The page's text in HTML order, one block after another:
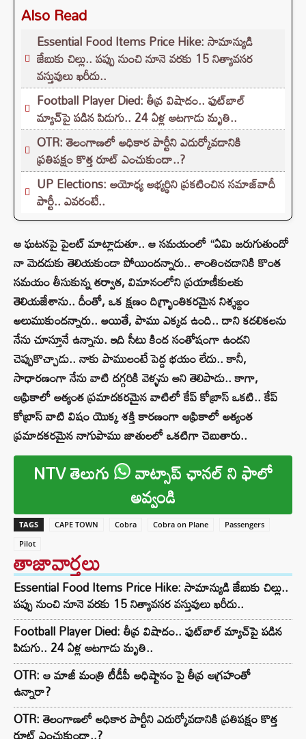
Also Read
Essential Food Items Price Hike: సామాన్యుడి
జేబుకు చిల్లు.. పప్పు నుంచి నూనె వరకు 15 నిత్యావసర
వస్తువులు ఖరీదు..
Football Player Died: తీవ్ర విషాదం.. ఫుట్‌బాల్
మ్యాచ్‌పై పడిన పిడుగు.. 24 ఏళ్ల ఆటగాడు మృతి..
OTR: తెలంగాణలో అధికార పార్టీని ఎదుర్కోవడానికి
ప్రతిపక్షం కొత్త రూట్‌ ఎంచుకుందా..?
UP Elections: అయోధ్య అభ్యర్థిని ప్రకటించిన సమాజ్‌వాదీ
పార్టీ.. ఎవరంటే..
ఆ ఘటనపై పైలట్‌ మాట్లాడుతూ.. ఆ సమయంలో “ఏమి జరుగుతుందో
నా మెదడుకు తెలియకుండా పోయిందన్నారు.. శాంతించడానికి కొంత
సమయం తీసుకున్న తర్వాత, విమానంలోని ప్రయాణీకులకు
తెలియజేశాను.. దీంతో, ఒక క్షణం దిగ్భ్రాంతికరమైన నిశ్శబ్దం
అలుముకుందన్నారు.. అయితే, పాము ఎక్కడ ఉంది.. దాని కదలికలను
నేను చూస్తూనే ఉన్నాను. ఇది సీటు కింద సంతోషంగా ఉందని
చెప్పుకొచ్చాడు.. నాకు పాములంటే పెద్ద భయం లేదు.. కానీ,
సాధారణంగా నేను వాటి దగ్గరికి వెళ్ళను అని తెలిపాడు.. కాగా,
ఆఫ్రికాలో అత్యంత ప్రమాదకరమైన వాటిలో కేప్ కోబ్రాస్ ఒకటి.. కేప్
కోబ్రాస్ వాటి విషం యొక్క శక్తి కారణంగా ఆఫ్రికాలో అత్యంత
ప్రమాదకరమైన నాగుపాము జాతులలో ఒకటిగా చెబుతారు..
NTV తెలుగు వాట్సాప్ ఛానల్ ని ఫాలో
అవ్వండి
TAGS CAPE TOWN Cobra Cobra on Plane
Passengers
Pilot
తాజావార్తలు
Essential Food Items Price Hike: సామాన్యుడి జేబుకు చిల్లు..
పప్పు నుంచి నూనె వరకు 15 నిత్యావసర వస్తువులు ఖరీదు..
Football Player Died: తీవ్ర విషాదం.. ఫుట్‌బాల్ మ్యాచ్‌పై పడిన
పిడుగు.. 24 ఏళ్ల ఆటగాడు మృతి..
OTR: ఆ మాజీ మంత్రి టీడీపీ అధిష్టానం పై తీవ్ర ఆగ్రహంతో
ఉన్నారా?
OTR: తెలంగాణలో అధికార పార్టీని ఎదుర్కోవడానికి ప్రతిపక్షం కొత్త